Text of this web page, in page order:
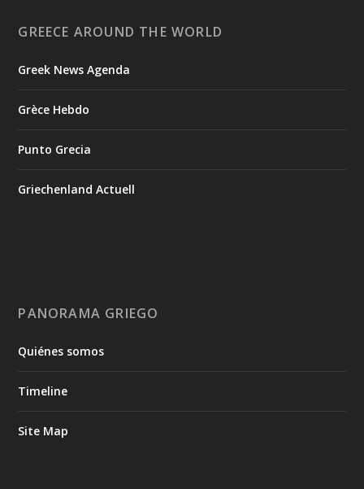
GREECE AROUND THE WORLD
Greek News Agenda
Grèce Hebdo
Punto Grecia
Griechenland Actuell
PANORAMA GRIEGO
Quiénes somos
Timeline
Site Map